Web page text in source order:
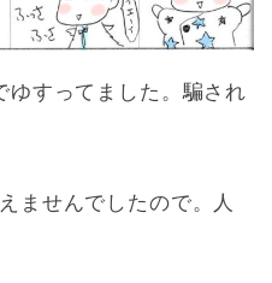
ゆすってました。騙され
ませんでしたので。人